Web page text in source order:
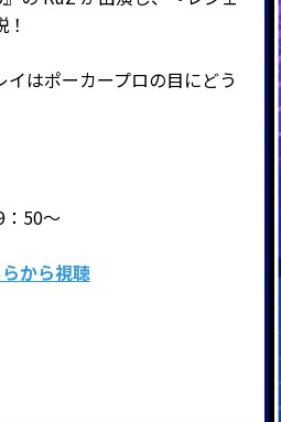
イはポーカープロの目にどう
：50～
から視聴